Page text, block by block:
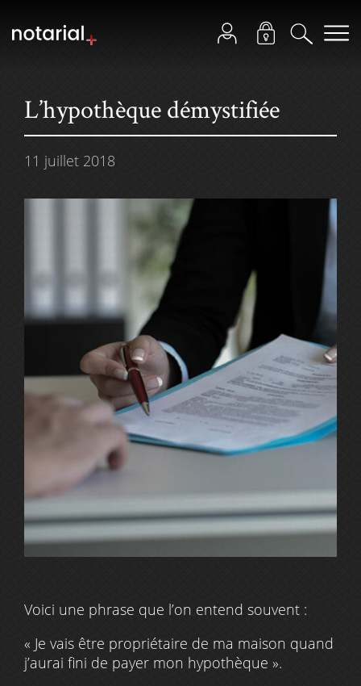
L’hypothèque démystifiée
11 juillet 2018
Voici une phrase que l’on entend souvent :
« Je vais être propriétaire de ma maison quand
j’aurai fini de payer mon hypothèque ».